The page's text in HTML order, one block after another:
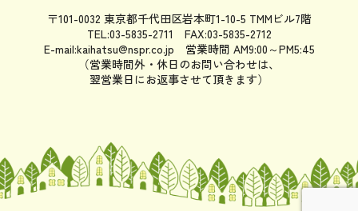
〒101-0032 東京都千代田区岩本町1-10-5 TMMビル7階
TEL:03-5835-2711 FAX:03-5835-2712
E-mail:kaihatsu@nspr.co.jp 営業時間 AM9:00～PM5:45
（営業時間外・休日のお問い合わせは、
翌営業日にお返事させて頂きます）